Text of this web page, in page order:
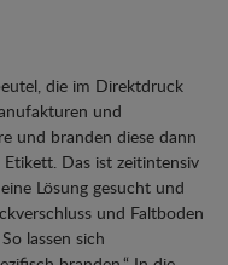
die im Direktdruck
und
und branden diese dann
Das ist zeitintensiv
Lösung gesucht und
und Faltboden
lassen sich